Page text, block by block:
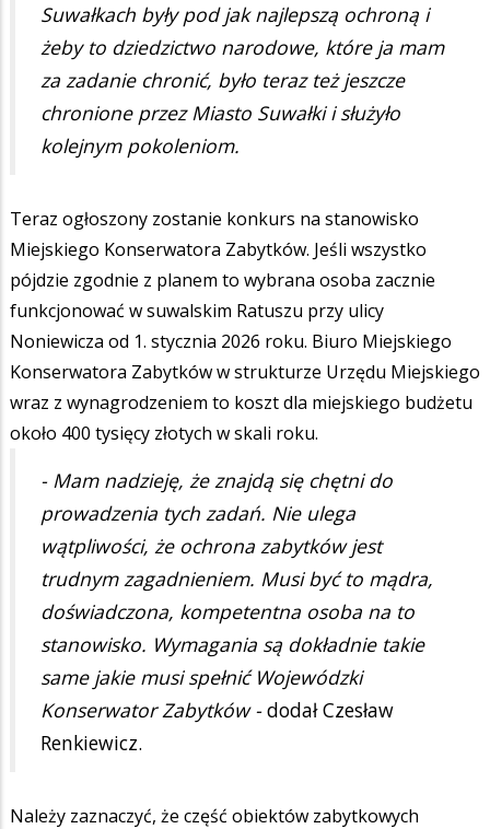
Suwałkach były pod jak najlepszą ochroną i
żeby to dziedzictwo narodowe, które ja mam
za zadanie chronić, było teraz też jeszcze
chronione przez Miasto Suwałki i służyło
kolejnym pokoleniom.
Teraz ogłoszony zostanie konkurs na stanowisko
Miejskiego Konserwatora Zabytków. Jeśli wszystko
pójdzie zgodnie z planem to wybrana osoba zacznie
funkcjonować w suwalskim Ratuszu przy ulicy
Noniewicza od 1. stycznia 2026 roku. Biuro Miejskiego
Konserwatora Zabytków w strukturze Urzędu Miejskiego
wraz z wynagrodzeniem to koszt dla miejskiego budżetu
około 400 tysięcy złotych w skali roku.
- Mam nadzieję, że znajdą się chętni do
prowadzenia tych zadań. Nie ulega
wątpliwości, że ochrona zabytków jest
trudnym zagadnieniem. Musi być to mądra,
doświadczona, kompetentna osoba na to
stanowisko. Wymagania są dokładnie takie
same jakie musi spełnić Wojewódzki
Konserwator Zabytków - dodał Czesław
Renkiewicz.
Należy zaznaczyć, że część obiektów zabytkowych